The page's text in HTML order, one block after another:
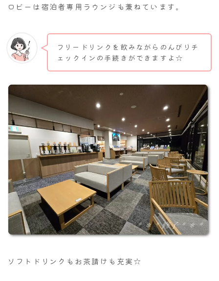
ロビーは宿泊者専用ラウンジも兼ねています。
フリードリンクを飲みながらのんびりチ
ェックインの手続きができますよ☆
ソフトドリンクもお茶請けも充実☆